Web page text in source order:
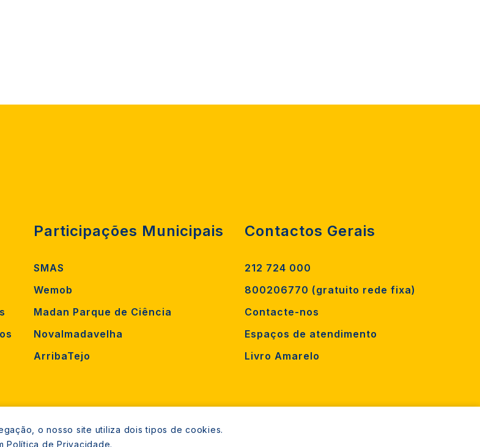
Participações Municipais
SMAS
Wemob
Madan Parque de Ciência
Novalmadavelha
ArribaTejo
Contactos Gerais
212 724 000
800206770 (gratuito rede fixa)
Contacte-nos
Espaços de atendimento
Livro Amarelo
o nosso site utiliza dois tipos de cookies.
Política de Privacidade.